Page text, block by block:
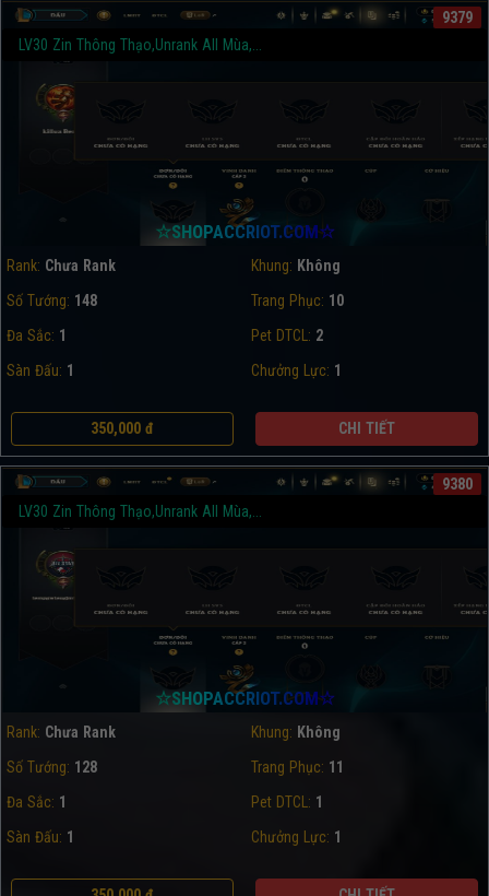
LV30 Zin Thông Thạo,Unrank All Mùa,...
9379
☆SHOPACCRIOT.COM☆
Rank: Chưa Rank Khung: Không
Số Tướng: 148 Trang Phục: 10
Đa Sắc: 1 Pet DTCL: 2
Sàn Đấu: 1 Chưởng Lực: 1
350,000 đ CHI TIẾT
LV30 Zin Thông Thạo,Unrank All Mùa,...
9380
☆SHOPACCRIOT.COM☆
Rank: Chưa Rank Khung: Không
Số Tướng: 128 Trang Phục: 11
Đa Sắc: 1 Pet DTCL: 1
Sàn Đấu: 1 Chưởng Lực: 1